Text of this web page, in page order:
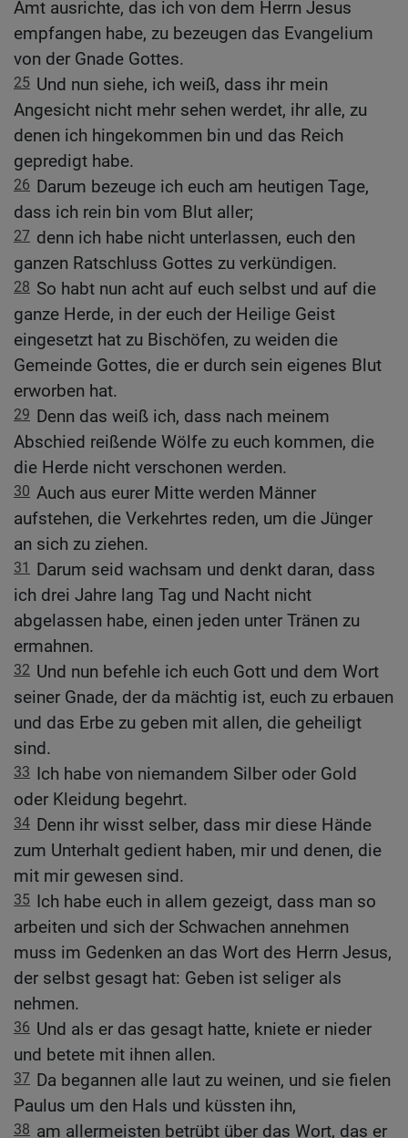
Amt ausrichte, das ich von dem Herrn Jesus
empfangen habe, zu bezeugen das Evangelium
von der Gnade Gottes.
25 Und nun siehe, ich weiß, dass ihr mein
Angesicht nicht mehr sehen werdet, ihr alle, zu
denen ich hingekommen bin und das Reich
gepredigt habe.
26 Darum bezeuge ich euch am heutigen Tage,
dass ich rein bin vom Blut aller;
27 denn ich habe nicht unterlassen, euch den
ganzen Ratschluss Gottes zu verkündigen.
28 So habt nun acht auf euch selbst und auf die
ganze Herde, in der euch der Heilige Geist
eingesetzt hat zu Bischöfen, zu weiden die
Gemeinde Gottes, die er durch sein eigenes Blut
erworben hat.
29 Denn das weiß ich, dass nach meinem
Abschied reißende Wölfe zu euch kommen, die
die Herde nicht verschonen werden.
30 Auch aus eurer Mitte werden Männer
aufstehen, die Verkehrtes reden, um die Jünger
an sich zu ziehen.
31 Darum seid wachsam und denkt daran, dass
ich drei Jahre lang Tag und Nacht nicht
abgelassen habe, einen jeden unter Tränen zu
ermahnen.
32 Und nun befehle ich euch Gott und dem Wort
seiner Gnade, der da mächtig ist, euch zu erbauen
und das Erbe zu geben mit allen, die geheiligt
sind.
33 Ich habe von niemandem Silber oder Gold
oder Kleidung begehrt.
34 Denn ihr wisst selber, dass mir diese Hände
zum Unterhalt gedient haben, mir und denen, die
mit mir gewesen sind.
35 Ich habe euch in allem gezeigt, dass man so
arbeiten und sich der Schwachen annehmen
muss im Gedenken an das Wort des Herrn Jesus,
der selbst gesagt hat: Geben ist seliger als
nehmen.
36 Und als er das gesagt hatte, kniete er nieder
und betete mit ihnen allen.
37 Da begannen alle laut zu weinen, und sie fielen
Paulus um den Hals und küssten ihn,
38 am allermeisten betrübt über das Wort, das er